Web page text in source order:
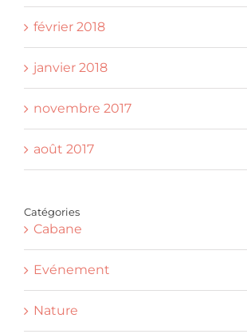
février 2018
janvier 2018
novembre 2017
août 2017
Catégories
Cabane
Evénement
Nature